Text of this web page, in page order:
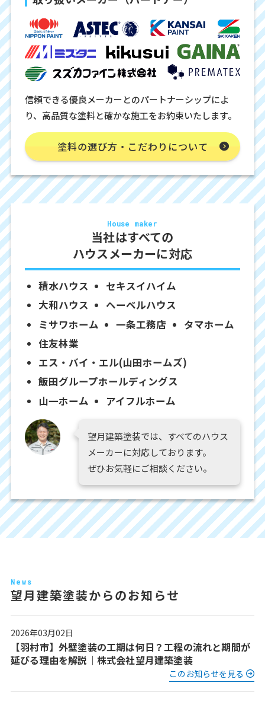
信頼できる優良メーカーとのパートナーシップによ
り、高品質な塗料と確かな施工をお約束いたします。
塗料の選び方・こだわりについて
House maker
当社はすべての
ハウスメーカーに対応
積水ハウス
セキスイハイム
大和ハウス
ヘーベルハウス
ミサワホーム
一条工務店
タマホーム
住友林業
エス・バイ・エル(山田ホームズ)
飯田グループホールディングス
山一ホーム
アイフルホーム
望月建築塗装では、すべてのハウス
メーカーに対応しております。
ぜひお気軽にご相談ください。
News
望月建築塗装からのお知らせ
2026年03月02日
【羽村市】外壁塗装の工期は何日？工程の流れと期間が
延びる理由を解説｜株式会社望月建築塗装
このお知らせを見る